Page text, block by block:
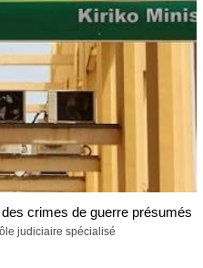
crimes de guerre présumés
judiciaire spécialisé